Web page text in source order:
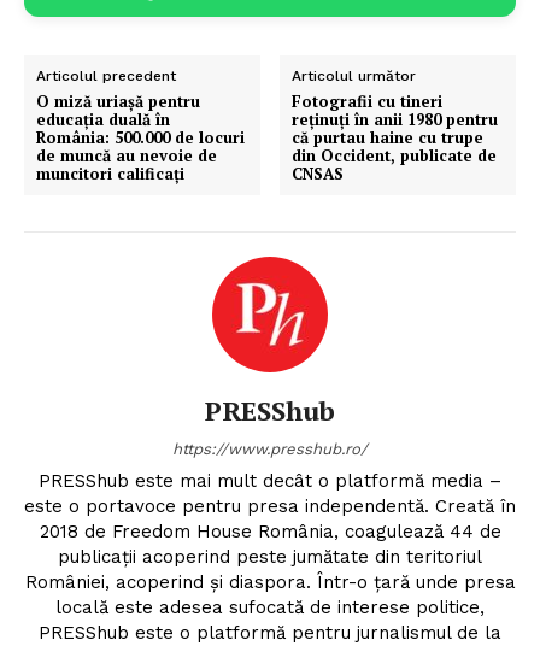
Articolul precedent
O miză uriașă pentru
educația duală în
România: 500.000 de locuri
de muncă au nevoie de
muncitori calificați
Articolul următor
Fotografii cu tineri
reținuți în anii 1980 pentru
că purtau haine cu trupe
din Occident, publicate de
CNSAS
PRESShub
https://www.presshub.ro/
PRESShub este mai mult decât o platformă media –
este o portavoce pentru presa independentă. Creată în
2018 de Freedom House România, coagulează 44 de
publicații acoperind peste jumătate din teritoriul
României, acoperind și diaspora. Într-o țară unde presa
locală este adesea sufocată de interese politice,
PRESShub este o platformă pentru jurnalismul de la